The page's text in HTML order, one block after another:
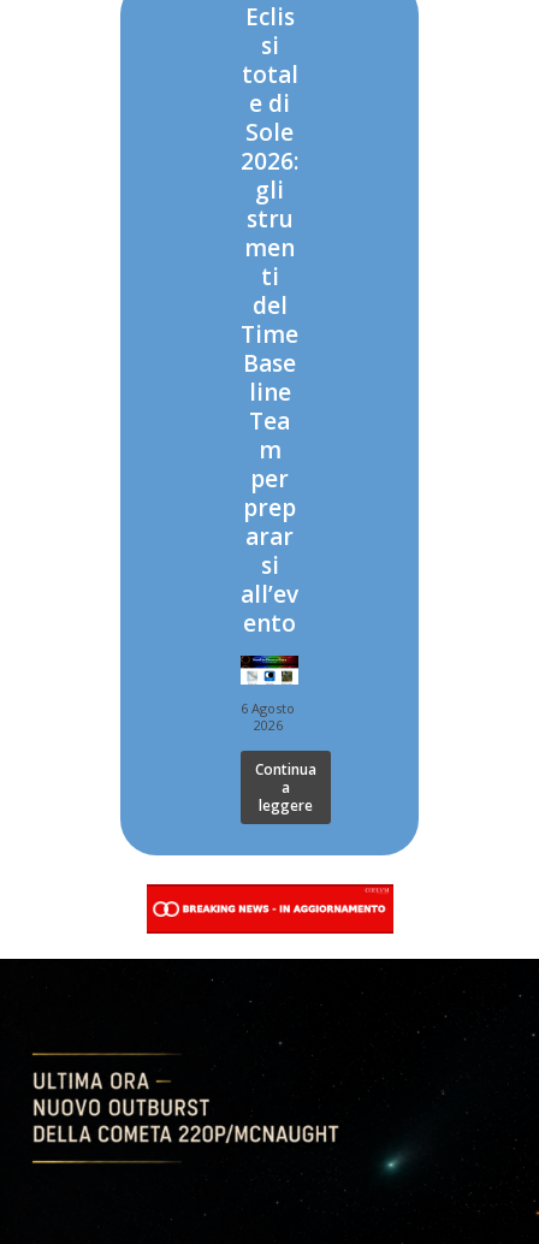
Eclis
si
total
e di
Sole
2026:
gli
stru
men
ti
del
Time
Base
line
Tea
m
per
prep
arar
si
all’ev
ento
6 Agosto
2026
Continua
a
leggere